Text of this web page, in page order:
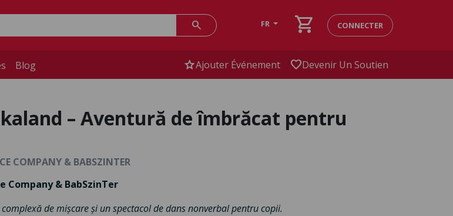
search FR shopping_cart CONNECTER
Blog starAjouter Événement favoriteDevenir Un Soutien
– Aventură de îmbrăcat pentru
COMPANY & BABSZINTER
Company & BabSzinTer
de mișcare și un spectacol de dans nonverbal pentru copii.